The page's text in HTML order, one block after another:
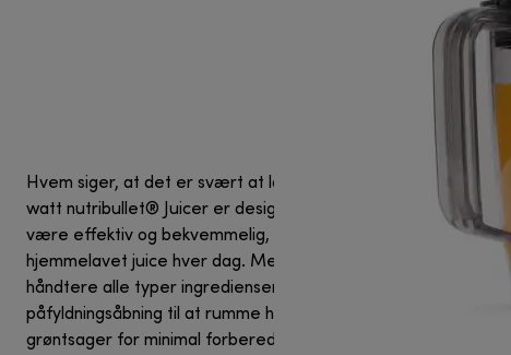
Hvem siger, at det er svært at lave juice? Vores 800
watt nutribullet® Juicer er designet til er designet til at
være effektiv og bekvemmelig, så du kan nyde frisk,
hjemmelavet juice hver dag. Med to hastigheder til at
håndtere alle typer ingredienser, en bred
påfyldningsåbning til at rumme hele frugter og
grøntsager for minimal forberedelse og blot få dele, der